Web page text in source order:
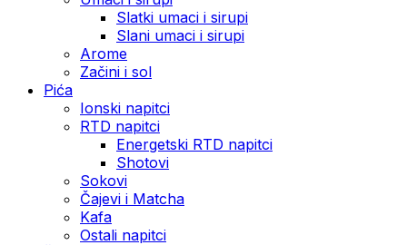
Slatki umaci i sirupi
Slani umaci i sirupi
Arome
Začini i sol
Pića
Ionski napitci
RTD napitci
Energetski RTD napitci
Shotovi
Sokovi
Čajevi i Matcha
Kafa
Ostali napitci